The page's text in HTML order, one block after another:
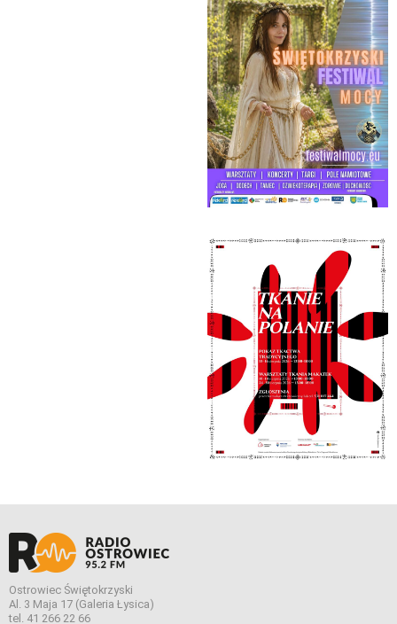
Ostrowiec Świętokrzyski
Al. 3 Maja 17 (Galeria Łysica)
tel. 41 266 22 66